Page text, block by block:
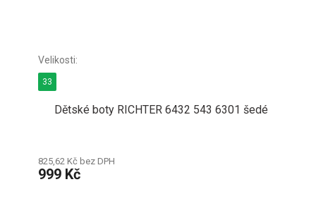
Dětské boty RICHTER 6432 543 6301 šedé
825,62 Kč bez DPH
999 Kč
33